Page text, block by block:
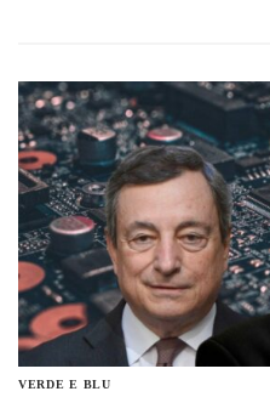
aiuti di Stato”
VERDE E BLU